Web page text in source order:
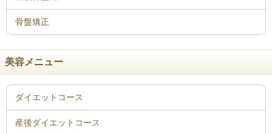
骨盤矯正
美容メニュー